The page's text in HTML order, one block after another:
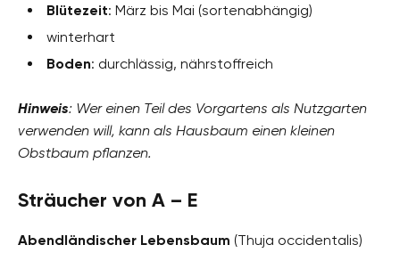
Blütezeit: März bis Mai (sortenabhängig)
winterhart
Boden: durchlässig, nährstoffreich
Hinweis: Wer einen Teil des Vorgartens als Nutzgarten
verwenden will, kann als Hausbaum einen kleinen
Obstbaum pflanzen.
Sträucher von A – E
Abendländischer Lebensbaum (Thuja occidentalis)